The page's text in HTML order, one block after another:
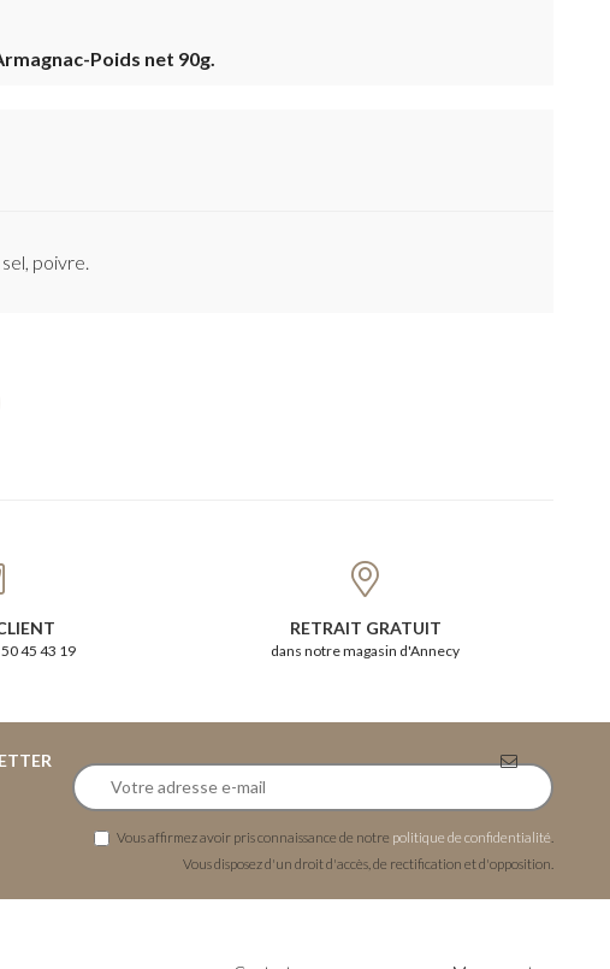
Poids net 90g.
poivre.
45 43 19
RETRAIT GRATUIT
dans notre magasin d'Annecy
Vous affirmez avoir pris connaissance de notre politique de confidentialité
Vous disposez d'un droit d'accès, de rectification et d'opposition.